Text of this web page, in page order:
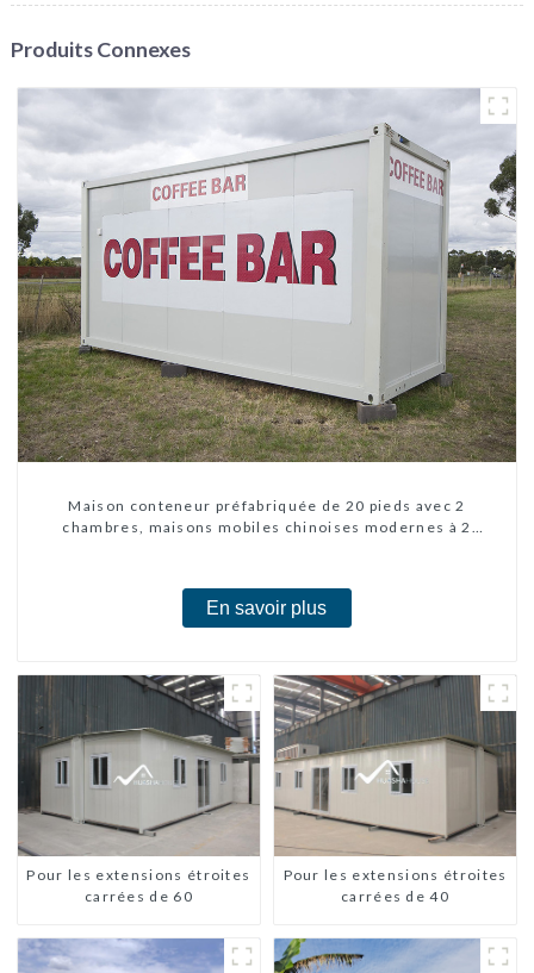
Produits Connexes
Maison conteneur préfabriquée de 20 pieds avec 2
chambres, maisons mobiles chinoises modernes à 2
En savoir plus
Pour les extensions étroites
carrées de 60
Pour les extensions étroites
carrées de 40